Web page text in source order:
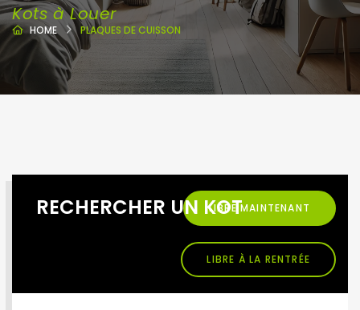
Kots à Louer
HOME PLAQUES DE CUISSON
RECHERCHER UN KOTLIBRE MAINTENANT
LIBRE À LA RENTRÉE